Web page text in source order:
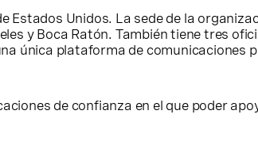
Estados Unidos. La sede de la
y Boca Ratón. También tiene tres
única plataforma de comunicaciones
de confianza en el que poder